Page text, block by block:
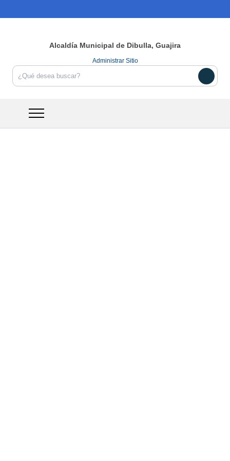
Alcaldía Municipal de Dibulla,Guajira
Administrar Sitio